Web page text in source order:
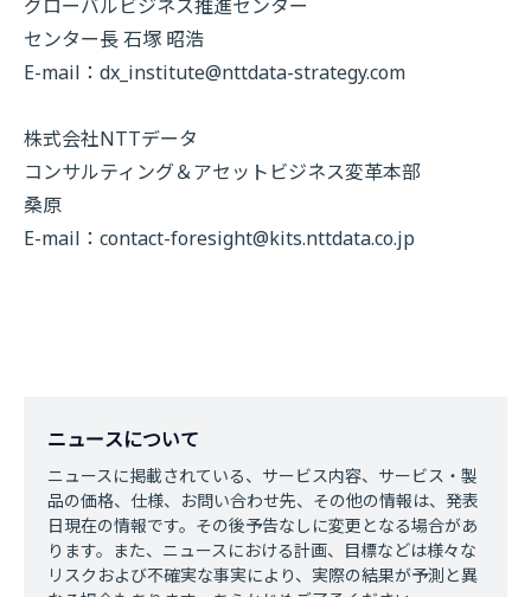
グローバルビジネス推進センター
センター長 石塚 昭浩
E-mail： dx_institute@nttdata-strategy.com
株式会社NTTデータ
コンサルティング＆アセットビジネス変革本部
桑原
E-mail： contact-foresight@kits.nttdata.co.jp
ニュースについて
ニュースに掲載されている、サービス内容、サービス・製
品の価格、仕様、お問い合わせ先、その他の情報は、発表
日現在の情報です。その後予告なしに変更となる場合があ
ります。また、ニュースにおける計画、目標などは様々な
リスクおよび不確実な事実により、実際の結果が予測と異